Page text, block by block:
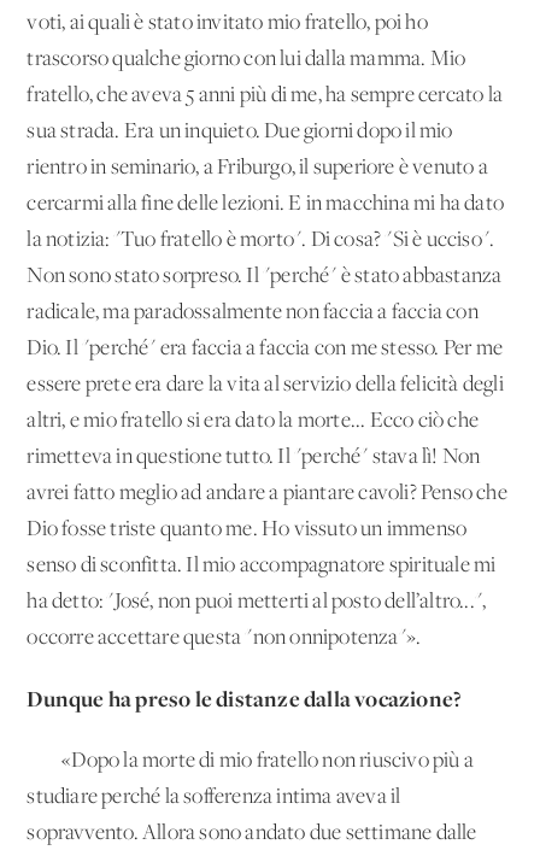
voti, ai quali è stato invitato mio fratello, poi ho
trascorso qualche giorno con lui dalla mamma. Mio
fratello, che aveva 5 anni più di me, ha sempre cercato la
sua strada. Era un inquieto. Due giorni dopo il mio
rientro in seminario, a Friburgo, il superiore è venuto a
cercarmi alla fine delle lezioni. E in macchina mi ha dato
la notizia: "Tuo fratello è morto". Di cosa? "Si è ucciso".
Non sono stato sorpreso. Il "perché" è stato abbastanza
radicale, ma paradossalmente non faccia a faccia con
Dio. Il "perché" era faccia a faccia con me stesso. Per me
essere prete era dare la vita al servizio della felicità degli
altri, e mio fratello si era dato la morte... Ecco ciò che
rimetteva in questione tutto. Il "perché" stava lì! Non
avrei fatto meglio ad andare a piantare cavoli? Penso che
Dio fosse triste quanto me. Ho vissuto un immenso
senso di sconfitta. Il mio accompagnatore spirituale mi
ha detto: "José, non puoi metterti al posto dell’altro...",
occorre accettare questa "non onnipotenza"».
Dunque ha preso le distanze dalla vocazione?
«Dopo la morte di mio fratello non riuscivo più a
studiare perché la sofferenza intima aveva il
sopravvento. Allora sono andato due settimane dalle